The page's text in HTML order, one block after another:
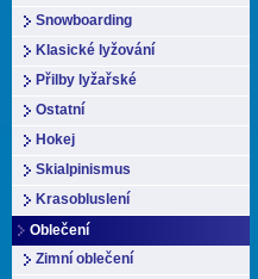
Snowboarding
Klasické lyžování
Přilby lyžařské
Ostatní
Hokej
Skialpinismus
Krasobluslení
Oblečení
Zimní oblečení